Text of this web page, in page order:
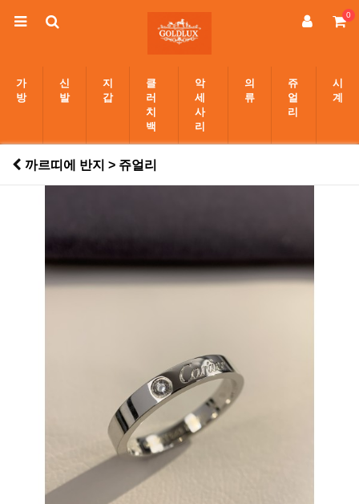
0
가
방
신
발
지
갑
클
러
치
백
악
세
사
리
의
류
쥬
얼
리
시
계
까르띠에 반지 > 쥬얼리